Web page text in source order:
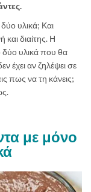
υλικά; Και
και διαίτης. Η
δύο υλικά που θα
έχει αν ζηλέψει σε
πως να τη κάνεις;
με μόνο